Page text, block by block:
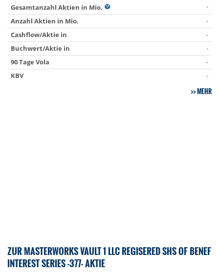
Gesamtanzahl Aktien in Mio.
-
Anzahl Aktien in Mio.
-
Cashflow/Aktie in
-
Buchwert/Aktie in
-
90 Tage Vola
-
KBV
-
MEHR
ZUR MASTERWORKS VAULT 1 LLC REGISERED SHS OF BENEF
INTEREST SERIES -377- AKTIE